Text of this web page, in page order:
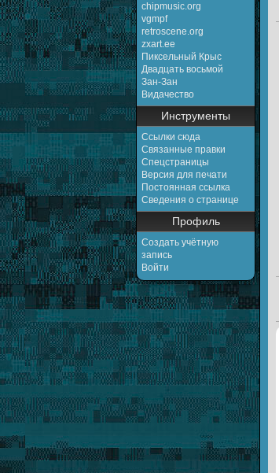
chipmusic.org
vgmpf
retroscene.org
zxart.ee
Пиксельный Крыс
Двадцать восьмой
Зан-Зан
Видачество
Инструменты
Ссылки сюда
Связанные правки
Спецстраницы
Версия для печати
Постоянная ссылка
Сведения о странице
Профиль
Создать учётную
запись
Войти